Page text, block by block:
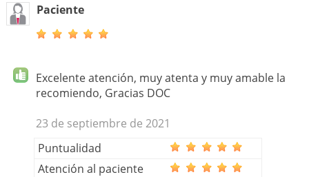
Paciente
Excelente atención, muy atenta y muy amable la
recomiendo, Gracias DOC
23 de septiembre de 2021
Puntualidad
Atención al paciente